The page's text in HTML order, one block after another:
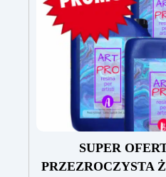
Odporna na wilgoć, z
powierzchnią,
środowiska
wolna od
komfortowej i
SUPER
PRZEZROCZYSTA